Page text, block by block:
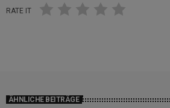
RATE IT
ÄHNLICHE BEITRÄGE